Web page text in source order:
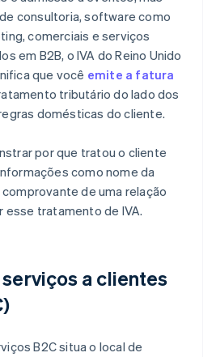
consultoria, software como
comerciais e serviços
em B2B, o IVA do Reino Unido
que você emite a fatura
tributário do lado dos
domésticas do cliente.
por que tratou o cliente
como nome da
de uma relação
esse tratamento de IVA.
a clientes
B2C situa o local de